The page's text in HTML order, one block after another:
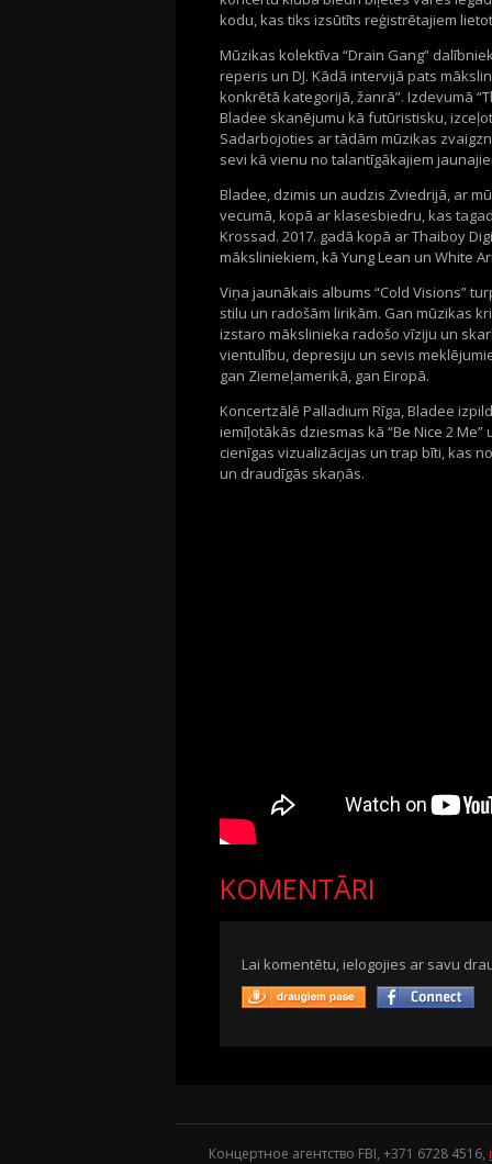
kodu, kas tiks izsūtīts reģistrētajiem
Mūzikas kolektīva “Drain Gang”
reperis un DJ. Kādā intervijā pats
konkrētā kategorijā, žanrā”. Izdevumā
Bladee skanējumu kā futūristisku,
Sadarbojoties ar tādām mūzikas
sevi kā vienu no talantīgākajiem
Bladee, dzimis un audzis Zviedrijā, ar
vecumā, kopā ar klasesbiedru, kas
Krossad. 2017. gadā kopā ar Thaiboy
māksliniekiem, kā Yung Lean un White
Viņa jaunākais albums “Cold Visions”
stilu un radošām lirikām. Gan mūzikas
izstaro mākslinieka radošo vīziju un
vientulību, depresiju un sevis
gan Ziemeļamerikā, gan Eiropā.
Koncertzālē Palladium Rīga, Bladee
iemīļotākās dziesmas kā “Be Nice 2
cienīgas vizualizācijas un trap bīti, kas
un draudīgās skaņās.
KOMENTĀRI
Lai komentētu, ielogojies ar savu
Концертное агентство FBI, +371 6728 4516,